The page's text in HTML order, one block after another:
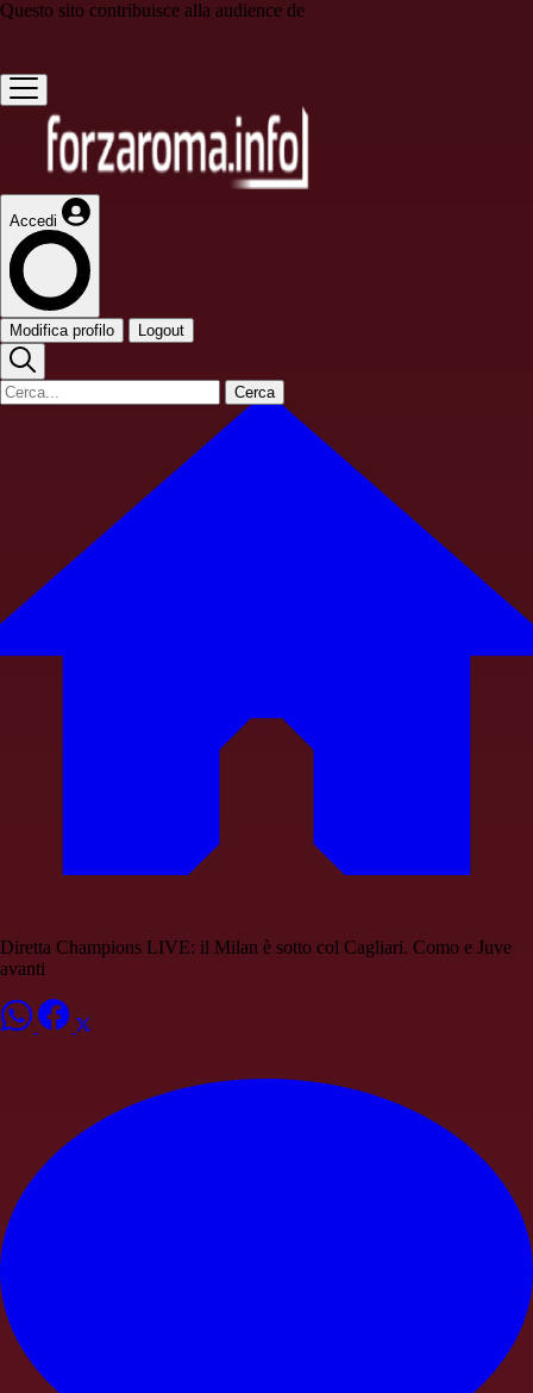
Questo sito contribuisce alla audience de
Accedi
Modifica profilo Logout
Cerca
Diretta Champions LIVE: il Milan è sotto col Cagliari. Como e Juve
avanti